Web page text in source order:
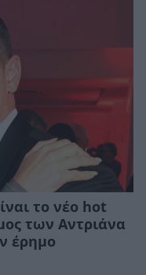
το νέο hοt
των Αντριάνα
έρημο